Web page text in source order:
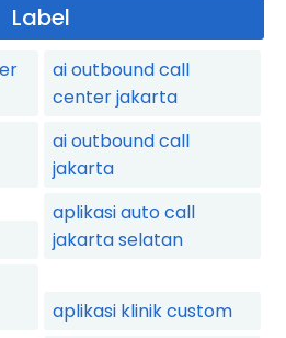
Label
ai outbound call
center jakarta
ai outbound call
jakarta
aplikasi auto call
jakarta selatan
aplikasi klinik custom